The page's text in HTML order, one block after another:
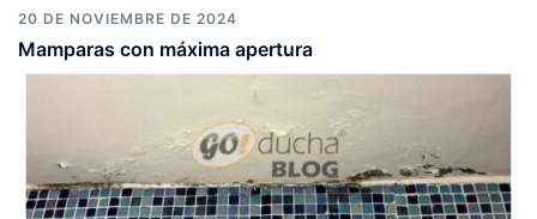
20 DE NOVIEMBRE DE 2024
Mamparas con máxima apertura